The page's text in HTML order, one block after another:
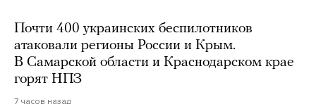
Почти 400 украинских беспилотников
атаковали регионы России и Крым.
В Самарской области и Краснодарском крае
горят НПЗ
7 часов назад